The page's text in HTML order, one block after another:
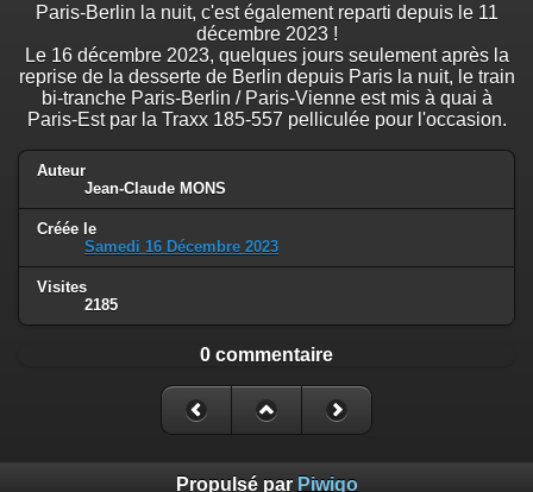
Paris-Berlin la nuit, c'est également reparti depuis le 11
décembre 2023 !
Le 16 décembre 2023, quelques jours seulement après la
reprise de la desserte de Berlin depuis Paris la nuit, le train
bi-tranche Paris-Berlin / Paris-Vienne est mis à quai à
Paris-Est par la Traxx 185-557 pelliculée pour l'occasion.
Auteur
Jean-Claude MONS
Créée le
Samedi 16 Décembre 2023
Visites
2185
0 commentaire
Propulsé par Piwigo